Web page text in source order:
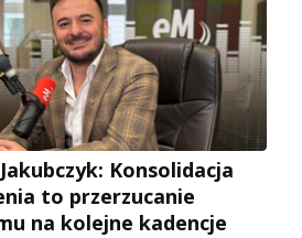
Konsolidacja
to przerzucanie
na kolejne kadencje